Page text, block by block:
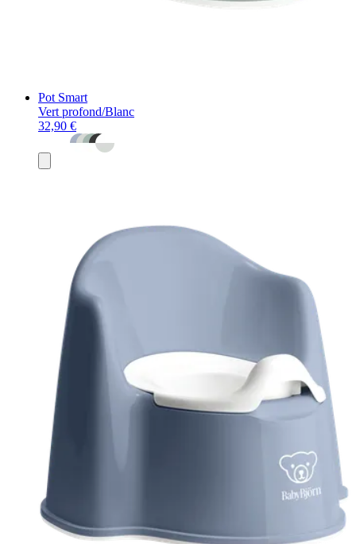
Pot Smart
Vert profond/Blanc
32,90 €
au